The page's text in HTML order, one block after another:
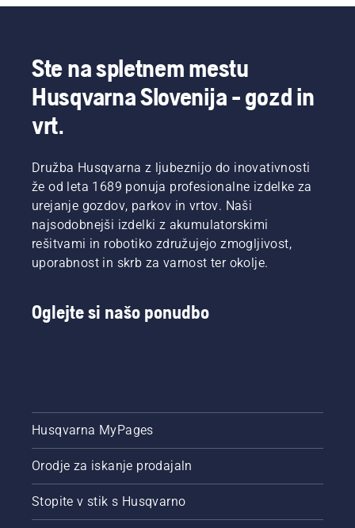
Ste na spletnem mestu
Husqvarna Slovenija - gozd in
vrt.
Družba Husqvarna z ljubeznijo do inovativnosti
že od leta 1689 ponuja profesionalne izdelke za
urejanje gozdov, parkov in vrtov. Naši
najsodobnejši izdelki z akumulatorskimi
rešitvami in robotiko združujejo zmogljivost,
uporabnost in skrb za varnost ter okolje.
Oglejte si našo ponudbo
Husqvarna MyPages
Orodje za iskanje prodajaln
Stopite v stik s Husqvarno